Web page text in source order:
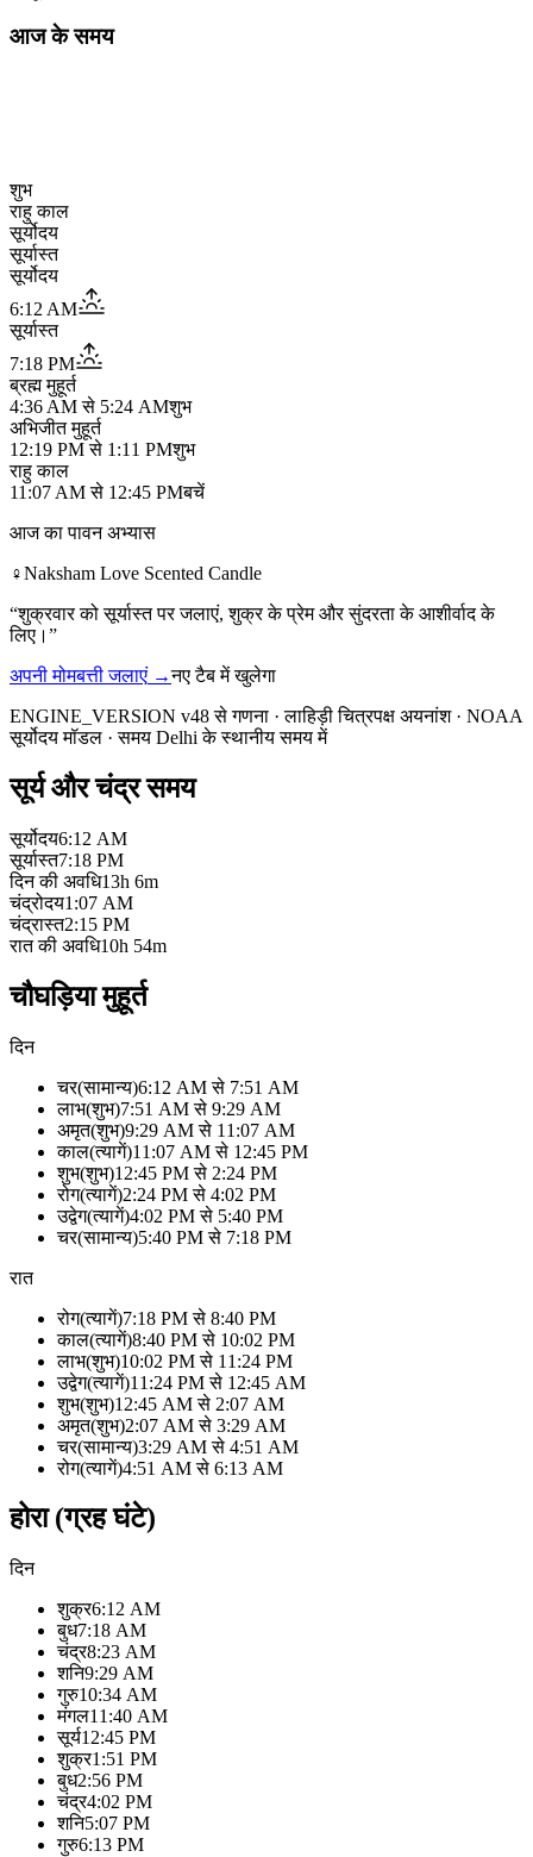
आज के समय
शुभ
राहु काल
सूर्योदय
सूर्यास्त
सूर्योदय
6:12 AM
सूर्यास्त
7:18 PM
ब्रह्म मुहूर्त
4:36 AM से 5:24 AMशुभ
अभिजीत मुहूर्त
12:19 PM से 1:11 PMशुभ
राहु काल
11:07 AM से 12:45 PMबचें
आज का पावन अभ्यास
♀Naksham Love Scented Candle
“शुक्रवार को सूर्यास्त पर जलाएं, शुक्र के प्रेम और सुंदरता के आशीर्वाद के
लिए। ”
अपनी मोमबत्ती जलाएं →नए टैब में खुलेगा
ENGINE_VERSION v48 से गणना ·लाहिड़ी चित्रपक्ष अयनांश· NOAA
सूर्योदय मॉडल ·समय Delhi के स्थानीय समय में
सूर्य और चंद्र समय
सूर्योदय6:12 AM
सूर्यास्त7:18 PM
दिन की अवधि13h 6m
चंद्रोदय1:07 AM
चंद्रास्त2:15 PM
रात की अवधि10h 54m
चौघड़िया मुहूर्त
दिन
चर(सामान्य)6:12 AM से 7:51 AM
लाभ(शुभ)7:51 AM से 9:29 AM
अमृत(शुभ)9:29 AM से 11:07 AM
काल(त्यागें)11:07 AM से 12:45 PM
शुभ(शुभ)12:45 PM से 2:24 PM
रोग(त्यागें)2:24 PM से 4:02 PM
उद्वेग(त्यागें)4:02 PM से 5:40 PM
चर(सामान्य)5:40 PM से 7:18 PM
रात
रोग(त्यागें)7:18 PM से 8:40 PM
काल(त्यागें)8:40 PM से 10:02 PM
लाभ(शुभ)10:02 PM से 11:24 PM
उद्वेग(त्यागें)11:24 PM से 12:45 AM
शुभ(शुभ)12:45 AM से 2:07 AM
अमृत(शुभ)2:07 AM से 3:29 AM
चर(सामान्य)3:29 AM से 4:51 AM
रोग(त्यागें)4:51 AM से 6:13 AM
होरा (ग्रह घंटे)
दिन
शुक्र6:12 AM
बुध7:18 AM
चंद्र8:23 AM
शनि9:29 AM
गुरु10:34 AM
मंगल11:40 AM
सूर्य12:45 PM
शुक्र1:51 PM
बुध2:56 PM
चंद्र4:02 PM
शनि5:07 PM
गुरु6:13 PM